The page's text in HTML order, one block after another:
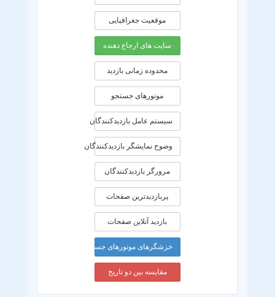
موقعيت جغرافيايی
سایت های ارجاع دهنده
محدوده زمانی بازديد
موتورهای جستجو
سیستم عامل بازدیدکنندگان
وضوح نمایشگر بازدیدکنندگان
مرورگر بازدیدکنندگان
پربازدیدترین صفحات
بازدید آنلاین صفحات
خزشگرهای موتورهای جستجو
مقایسه بین دو تاریخ